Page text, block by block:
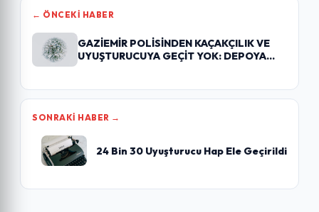
← ÖNCEKI HABER
GAZİEMİR POLİSİNDEN KAÇAKÇILIK VE
UYUŞTURUCUYA GEÇİT YOK: DEPOYA
SONRAKI HABER →
24 Bin 30 Uyuşturucu Hap Ele Geçirildi